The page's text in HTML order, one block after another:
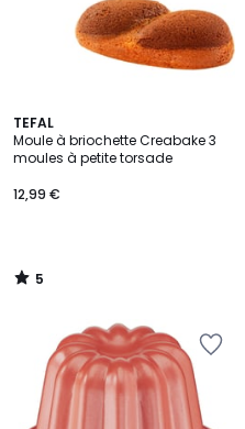
TEFAL
Moule à briochette Creabake 3
moules à petite torsade
12,99 €
5
/
5
5
/